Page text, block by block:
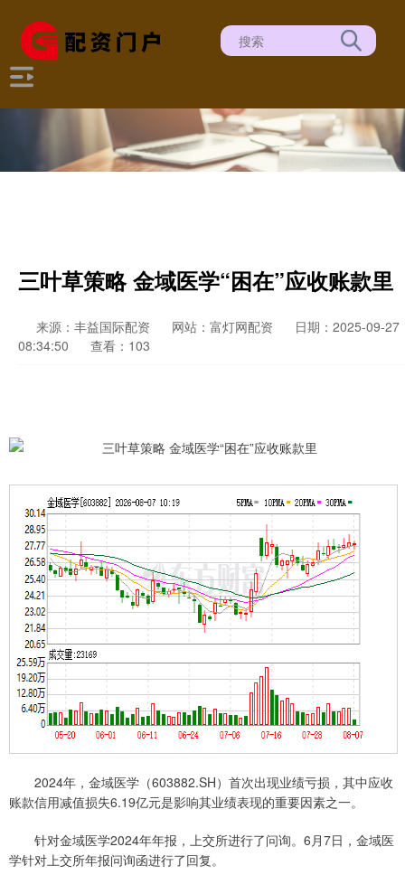
三叶草策略 金域医学“困在”应收账款里
来源：丰益国际配资 网站：富灯网配资
日期：2025-09-27
08:34:50
查看：103
2024年，金域医学（603882.SH）首次出现业绩亏损，其中应收
账款信用减值损失6.19亿元是影响其业绩表现的重要因素之一。
针对金域医学2024年年报，上交所进行了问询。6月7日，金域医
学针对上交所年报问询函进行了回复。